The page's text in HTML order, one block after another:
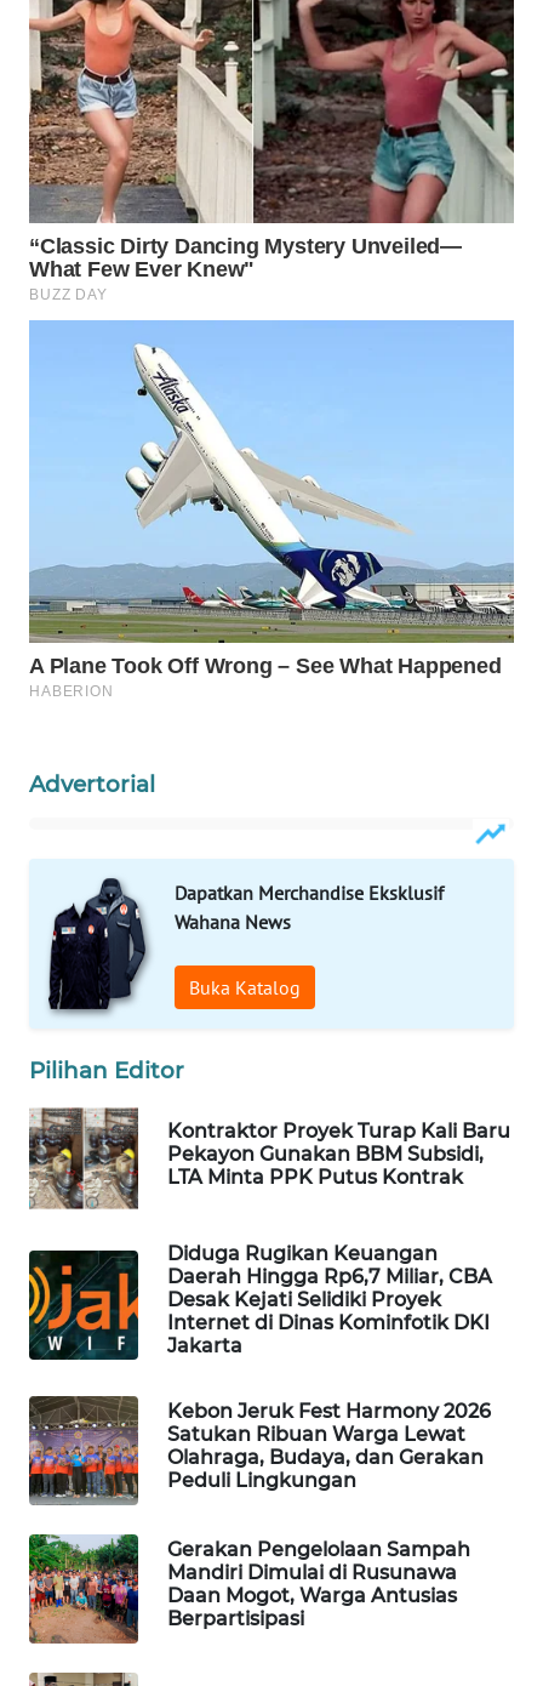
Advertorial
Dapatkan Merchandise Eksklusif
Wahana News
Buka Katalog
Pilihan Editor
Kontraktor Proyek Turap Kali Baru
Pekayon Gunakan BBM Subsidi,
LTA Minta PPK Putus Kontrak
Diduga Rugikan Keuangan
Daerah Hingga Rp6,7 Miliar, CBA
Desak Kejati Selidiki Proyek
Internet di Dinas Kominfotik DKI
Jakarta
Kebon Jeruk Fest Harmony 2026
Satukan Ribuan Warga Lewat
Olahraga, Budaya, dan Gerakan
Peduli Lingkungan
Gerakan Pengelolaan Sampah
Mandiri Dimulai di Rusunawa
Daan Mogot, Warga Antusias
Berpartisipasi
ADVOKAT
WAHANA
INFRASTRUKTUR
WAHANA
KONSUMEN
WAHANA
LISTRIK
WAHANANEWS
WAHANANEWS
CO ID
WAHANA
WAHANA
UMKM
WAHANA
SELEB
WAHANA
WAHANA
OTOMOTIF
HEALTH
WAHANA
DESA
LAPAK
WAHANA
Wahana
Network
KONSUMEN
LISTRIK